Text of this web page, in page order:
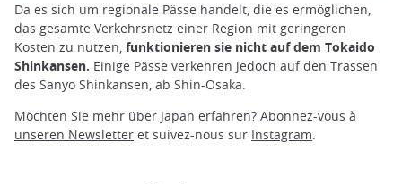
Da es sich um regionale Pässe handelt, die es ermöglichen,
das gesamte Verkehrsnetz einer Region mit geringeren
Kosten zu nutzen, funktionieren sie nicht auf dem Tokaido
Shinkansen. Einige Pässe verkehren jedoch auf den Trassen
des Sanyo Shinkansen, ab Shin-Osaka.
Möchten Sie mehr über Japan erfahren? Abonnez-vous à
unseren Newsletter et suivez-nous sur Instagram.